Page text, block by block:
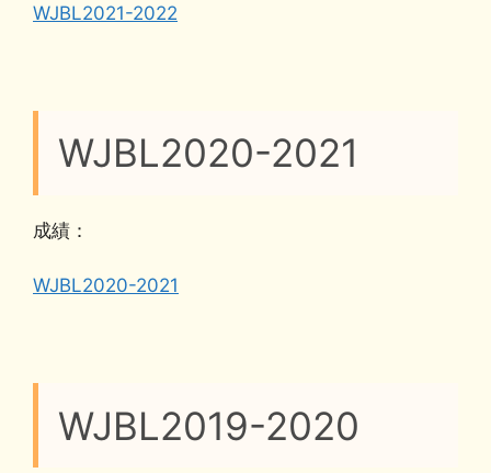
WJBL2021-2022
WJBL2020-2021
成績：
WJBL2020-2021
WJBL2019-2020